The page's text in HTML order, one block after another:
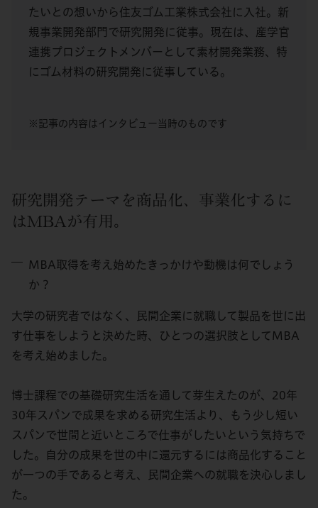
たいとの想いから住友ゴム工業株式会社に入社。新
規事業開発部門で研究開発に従事。現在は、産学官
連携プロジェクトメンバーとして素材開発業務、特
にゴム材料の研究開発に従事している。
※記事の内容はインタビュー当時のものです
研究開発テーマを商品化、事業化するに
はMBAが有用。
MBA取得を考え始めたきっかけや動機は何でしょう
か？
大学の研究者ではなく、民間企業に就職して製品を世に出
す仕事をしようと決めた時、ひとつの選択肢としてMBA
を考え始めました。
博士課程での基礎研究生活を通して芽生えたのが、20年
30年スパンで成果を求める研究生活より、もう少し短い
スパンで世間と近いところで仕事がしたいという気持ちで
した。自分の成果を世の中に還元するには商品化すること
が一つの手であると考え、民間企業への就職を決心しまし
た。